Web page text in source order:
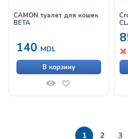
CAMON туалет для кошек
BETA
140 MDL
В корзину
1 2 3